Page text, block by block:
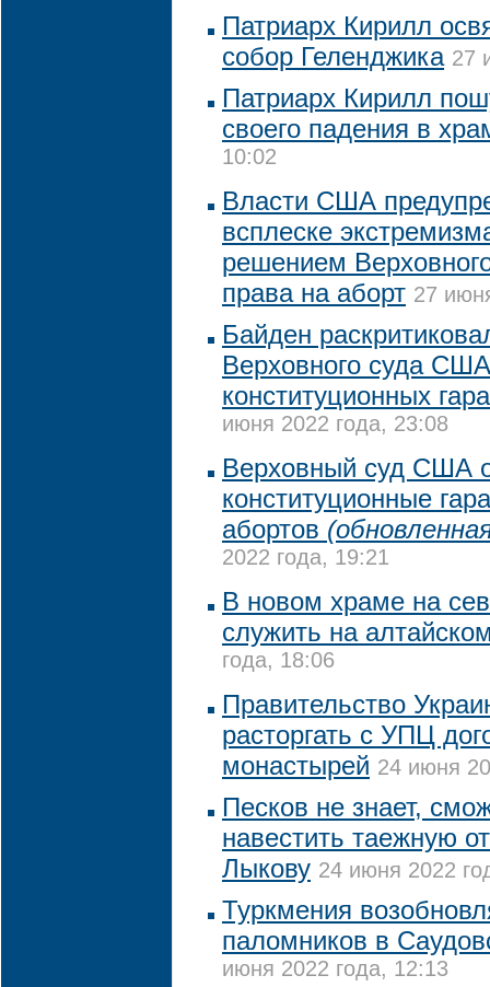
Патриарх Кирилл
собор Геленджика 27
Патриарх Кирилл
своего падения в
10:02
Власти США
всплеске
решением
права на аборт 27
Байден
Верховного суда
конституционных
июня 2022 года, 23:08
Верховный суд США
конституционные
абортов
2022 года, 19:21
В новом храме на
служить на
года, 18:06
Правительство
расторгать с УПЦ
монастырей 24 июня
Песков не знает,
навестить таежную
Лыкову 24 июня 2022
Туркмения
паломников в
июня 2022 года, 12:13